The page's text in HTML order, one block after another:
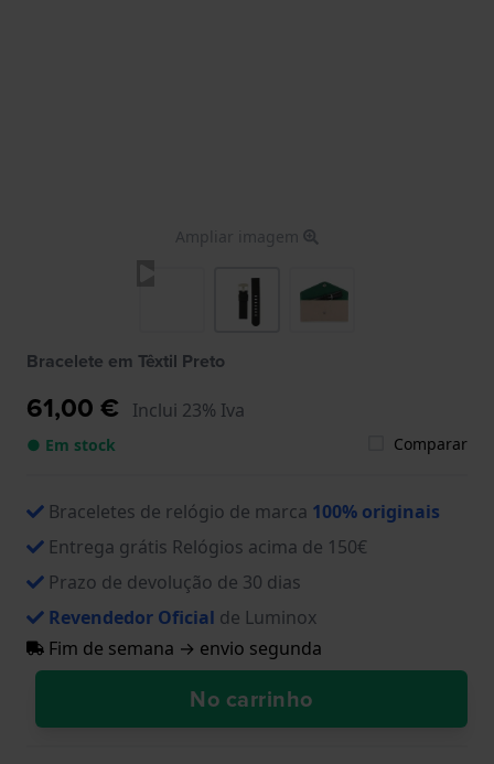
Ampliar imagem
Bracelete em Têxtil Preto
61,00 € Inclui 23% Iva
● Em stock Comparar
Braceletes de relógio de marca 100% originais
Entrega grátis Relógios acima de 150€
Prazo de devolução de 30 dias
Revendedor Oficial de Luminox
Fim de semana → envio segunda
No carrinho